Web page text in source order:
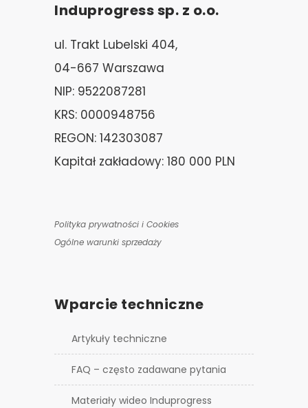
Induprogress sp. z o.o.
ul. Trakt Lubelski 404,
04-667 Warszawa
NIP: 9522087281
KRS: 0000948756
REGON: 142303087
Kapitał zakładowy: 180 000 PLN
Polityka prywatności i Cookies
Ogólne warunki sprzedaży
Wparcie techniczne
Artykuły techniczne
FAQ – często zadawane pytania
Materiały wideo Induprogress